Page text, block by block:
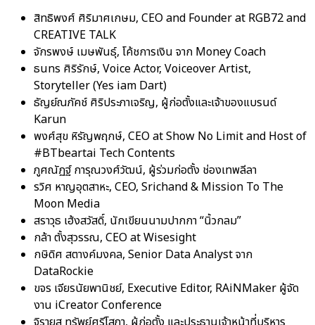
สิทธิพงศ์ ศิริมาศเกษม, CEO and Founder at RGB72 and
CREATIVE TALK
จักรพงษ์ เมษพันธุ์, โค้ชการเงิน จาก Money Coach
ธนทร ศิริรักษ์, Voice Actor, Voiceover Artist,
Storyteller (Yes iam Dart)
ธัญย์ณภัคช์ ศิริประภาเจริญ, ผู้ก่อตั้งและเจ้าของแบรนด์
Karun
พงศ์สุข หิรัญพฤกษ์, CEO at Show No Limit and Host of
#BTbeartai Tech Contents
ภูศณัฏฐ์ การุณวงศ์วัฒน์, ผู้ร่วมก่อตั้ง ช่องเทพลีลา
รวิศ หาญอุตสาหะ, CEO, Srichand & Mission To The
Moon Media
สราวุธ เฮ้งสวัสดิ์, นักเขียนนามปากกา “นิ้วกลม”
กล้า ตั้งสุวรรณ, CEO at Wisesight
กษิดิศ สตางค์มงคล, Senior Data Analyst จาก
DataRockie
ขจร เจียรนัยพานิชย์, Executive Editor, RAiNMaker ผู้จัด
งาน iCreator Conference